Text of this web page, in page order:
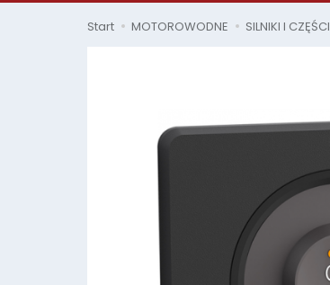
Start MOTOROWODNE SILNIKI I CZĘŚCI